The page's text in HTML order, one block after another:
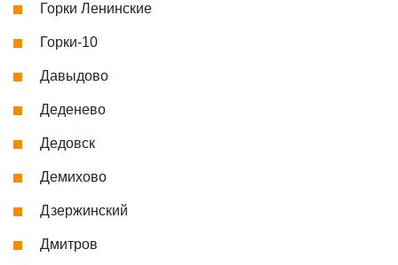
Горки Ленинские
Горки-10
Давыдово
Деденево
Дедовск
Демихово
Дзержинский
Дмитров